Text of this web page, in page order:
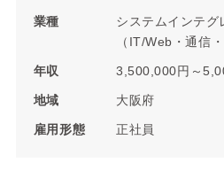
業種
システムインテグ
（IT/Web・通信
年収 3,500,000円～
地域 大阪府
雇用形態 正社員